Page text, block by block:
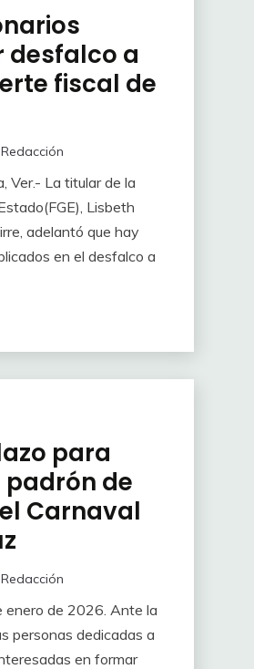
desfalco a
fiscal de
Redacción
Ver.- La titular de la
Lisbeth
adelantó que hay
en el desfalco a
para
de
Carnaval
Redacción
enero de 2026. Ante la
personas dedicadas a
en formar